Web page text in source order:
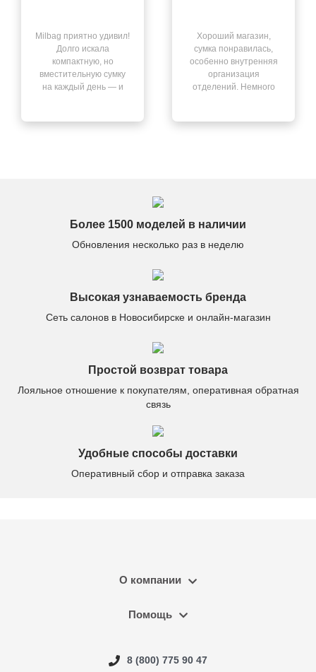
Milbag приятно удивил!
Долго искала
компактную, но
вместительную сумку
на каждый день — и
Хороший магазин,
сумка понравилась,
особенно внутренняя
организация
отделений. Немного
Более 1500 моделей в наличии
Обновления несколько раз в неделю
Высокая узнаваемость бренда
Сеть салонов в Новосибирске и онлайн-магазин
Простой возврат товара
Лояльное отношение к покупателям, оперативная обратная
связь
Удобные способы доставки
Оперативный сбор и отправка заказа
О компании
Помощь
8 (800) 775 90 47